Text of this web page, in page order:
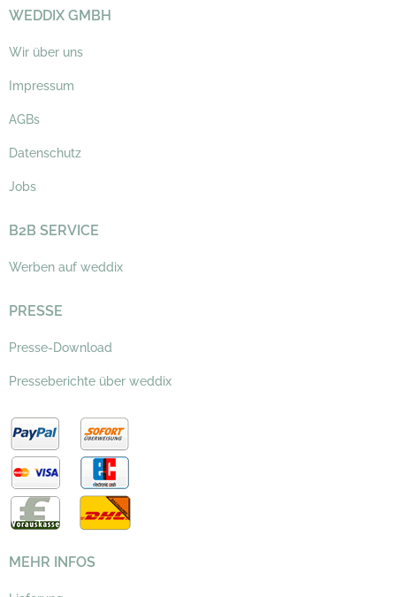
WEDDIX GMBH
Wir über uns
Impressum
AGBs
Datenschutz
Jobs
B2B SERVICE
Werben auf weddix
PRESSE
Presse-Download
Presseberichte über weddix
MEHR INFOS